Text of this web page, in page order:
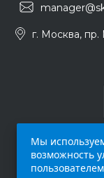
г. Москва, пр.
Мы
возможность